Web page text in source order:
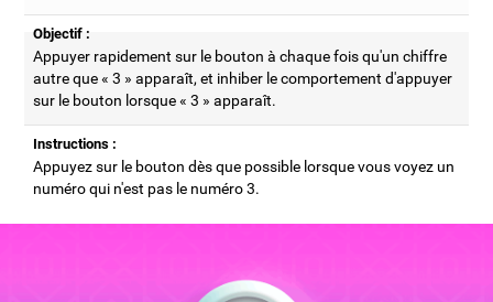
Objectif :
Appuyer rapidement sur le bouton à chaque fois qu'un chiffre
autre que « 3 » apparaît, et inhiber le comportement d'appuyer
sur le bouton lorsque « 3 » apparaît.
Instructions :
Appuyez sur le bouton dès que possible lorsque vous voyez un
numéro qui n'est pas le numéro 3.